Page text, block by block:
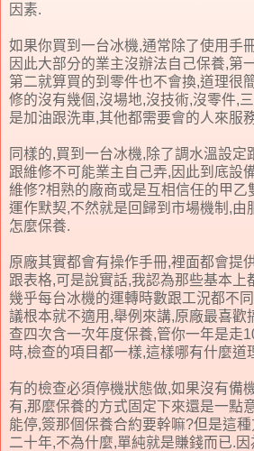
因素.
如果你買到一台冰機,通常除了使用手
因此大部分的業主沒辦法自己保養,第
第二就算買的到零件也不會換,道理很
修的沒有幾個,沒場地,沒技術,沒零件,
是加油跟洗車,其他都需要會的人來服
同樣的,買到一台冰機,除了調水溫設定
跟維修不可能業主自己弄,因此到底設
維修?相熟的廠商或是互相信任的甲乙
運作默契,不然就是回歸到市場機制,由
怎麼保養.
原廠其實都會有操作手冊,裡面都會提
跟表格,可是說實話,我認為那些基本上
幾乎每台冰機的運轉時數跟工況都不
議根本就不適用,舉例來講,原廠最喜歡
查四次含一次年度保養,管你一年是走
時,檢查的項目都一樣,這樣哪有什麼道
有的檢查必須停機狀態做,如果沒有備
有,那麼保養的方式固定下來還是一點
能停,簽那個保養合約要幹嘛?但是這
二十年,不為什麼,單純就是賺錢而已.